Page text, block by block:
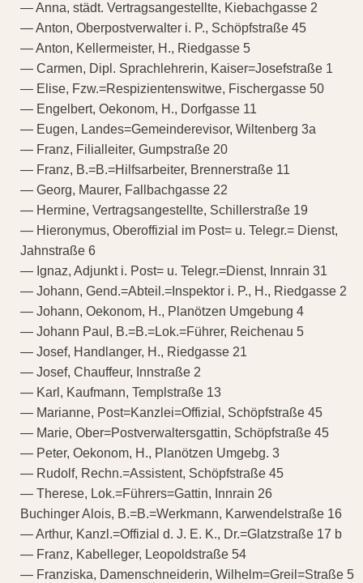
— Anna, städt. Vertragsangestellte, Kiebachgasse 2
— Anton, Oberpostverwalter i. P., Schöpfstraße 45
— Anton, Kellermeister, H., Riedgasse 5
— Carmen, Dipl. Sprachlehrerin, Kaiser=Josefstraße 1
— Elise, Fzw.=Respizientenswitwe, Fischergasse 50
— Engelbert, Oekonom, H., Dorfgasse 11
— Eugen, Landes=Gemeinderevisor, Wiltenberg 3a
— Franz, Filialleiter, Gumpstraße 20
— Franz, B.=B.=Hilfsarbeiter, Brennerstraße 11
— Georg, Maurer, Fallbachgasse 22
— Hermine, Vertragsangestellte, Schillerstraße 19
— Hieronymus, Oberoffizial im Post= u. Telegr.= Dienst,
Jahnstraße 6
— Ignaz, Adjunkt i. Post= u. Telegr.=Dienst, Innrain 31
— Johann, Gend.=Abteil.=Inspektor i. P., H., Riedgasse 2
— Johann, Oekonom, H., Planötzen Umgebung 4
— Johann Paul, B.=B.=Lok.=Führer, Reichenau 5
— Josef, Handlanger, H., Riedgasse 21
— Josef, Chauffeur, Innstraße 2
— Karl, Kaufmann, Templstraße 13
— Marianne, Post=Kanzlei=Offizial, Schöpfstraße 45
— Marie, Ober=Postverwaltersgattin, Schöpfstraße 45
— Peter, Oekonom, H., Planötzen Umgebg. 3
— Rudolf, Rechn.=Assistent, Schöpfstraße 45
— Therese, Lok.=Führers=Gattin, Innrain 26
Buchinger Alois, B.=B.=Werkmann, Karwendelstraße 16
— Arthur, Kanzl.=Offizial d. J. E. K., Dr.=Glatzstraße 17 b
— Franz, Kabelleger, Leopoldstraße 54
— Franziska, Damenschneiderin, Wilhelm=Greil=Straße 5